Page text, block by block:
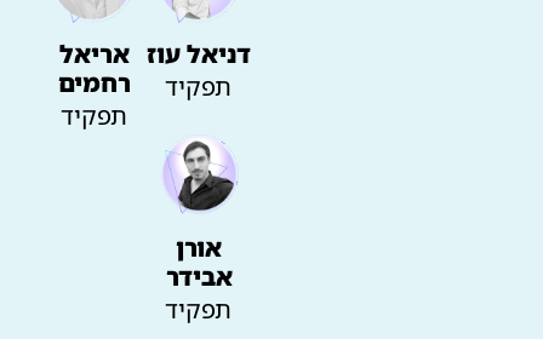
דניאל עוז
תפקיד
אריאל
רחמים
תפקיד
אורן
אבידר
תפקיד